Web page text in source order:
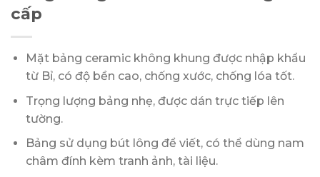
cấp
Mặt bảng ceramic không khung được nhập khẩu
từ Bỉ, có độ bền cao, chống xước, chống lóa tốt.
Trọng lượng bảng nhẹ, được dán trực tiếp lên
tường.
Bảng sử dụng bút lông để viết, có thể dùng nam
châm đính kèm tranh ảnh, tài liệu.